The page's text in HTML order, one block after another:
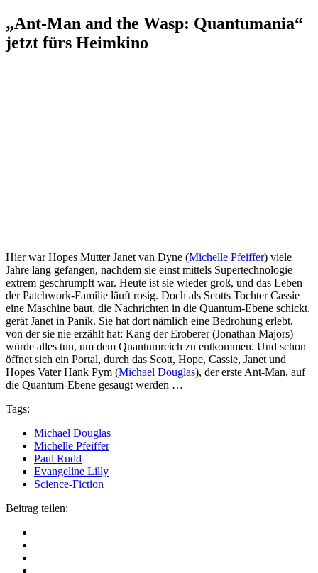
„Ant-Man and the Wasp: Quantumania“
jetzt fürs Heimkino
Hier war Hopes Mutter Janet van Dyne (Michelle Pfeiffer) viele
Jahre lang gefangen, nachdem sie einst mittels Supertechnologie
extrem geschrumpft war. Heute ist sie wieder groß, und das Leben
der Patchwork-Familie läuft rosig. Doch als Scotts Tochter Cassie
eine Maschine baut, die Nachrichten in die Quantum-Ebene schickt,
gerät Janet in Panik. Sie hat dort nämlich eine Bedrohung erlebt,
von der sie nie erzählt hat: Kang der Eroberer (Jonathan Majors)
würde alles tun, um dem Quantumreich zu entkommen. Und schon
öffnet sich ein Portal, durch das Scott, Hope, Cassie, Janet und
Hopes Vater Hank Pym (Michael Douglas), der erste Ant-Man, auf
die Quantum-Ebene gesaugt werden …
Tags:
Michael Douglas
Michelle Pfeiffer
Paul Rudd
Evangeline Lilly
Science-Fiction
Beitrag teilen: